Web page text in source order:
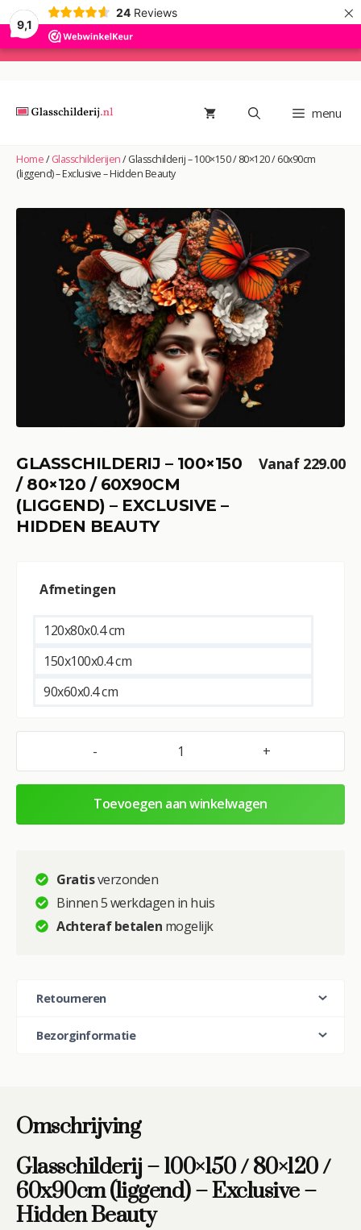
9,1
24 Reviews ×
Ga
inhoud
menu
Home/Glasschilderijen/Glasschilderij – 100×150 / 80×120 / 60x90cm
(liggend) – Exclusive – Hidden Beauty
GLASSCHILDERIJ – 100×150
/ 80×120 / 60X90CM
(LIGGEND) – EXCLUSIVE –
HIDDEN BEAUTY
Vanaf 229.00
Afmetingen
120x80x0.4 cm
150x100x0.4 cm
90x60x0.4 cm
-
/
60x90cm
(liggend)
Exclusive
Beauty
+
Toevoegen aan winkelwagen
:
Gratisverzonden
Binnen 5 werkdagen in huis
Achteraf betalen mogelijk
Retourneren
Bezorginformatie
Omschrijving
Glasschilderij – 100×150 / 80×120 /
60x90cm (liggend) – Exclusive –
Hidden Beauty